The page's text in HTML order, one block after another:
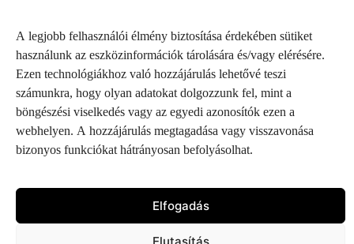
A legjobb felhasználói élmény biztosítása érdekében sütiket
használunk az eszközinformációk tárolására és/vagy elérésére.
Ezen technológiákhoz való hozzájárulás lehetővé teszi
számunkra, hogy olyan adatokat dolgozzunk fel, mint a
böngészési viselkedés vagy az egyedi azonosítók ezen a
webhelyen. A hozzájárulás megtagadása vagy visszavonása
bizonyos funkciókat hátrányosan befolyásolhat.
Elfogadás
Elutasítás
Pesterzsébeti Múzeum – Minden jog fenntartva.